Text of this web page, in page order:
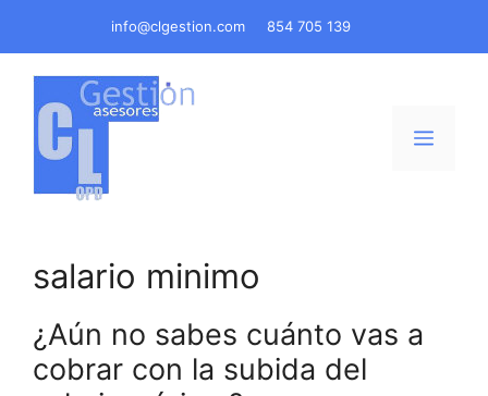
info@clgestion.com 854 705 139
Menú
salario minimo
¿Aún no sabes cuánto vas a
cobrar con la subida del